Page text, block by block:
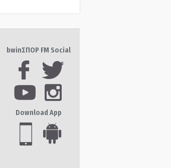
bwinΣΠΟΡ FM Social
Download App